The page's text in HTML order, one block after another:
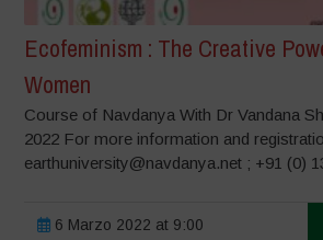
Ecofeminism : The Creative
Women
Course of Navdanya With Dr Vandana
2022 For more information and
earthuniversity@navdanya.net ; +91 (0)
6 Marzo 2022 at 9:00